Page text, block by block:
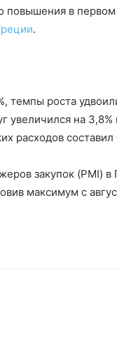
в первом
.
темпы роста
увеличился на
расходов составил
закупок (PMI) в
максимум с